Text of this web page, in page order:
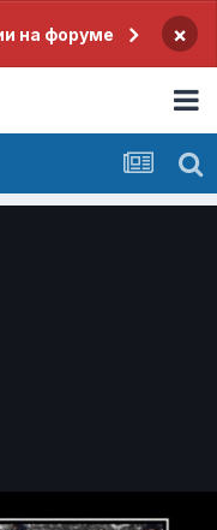
на форуме ×